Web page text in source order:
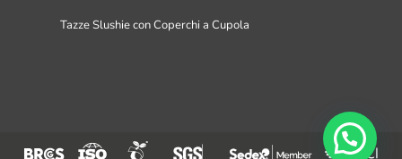
Tazze Slushie con Coperchi a Cupola